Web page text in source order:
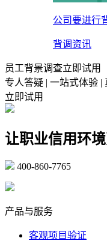
公司要进行
背调资讯
员工背景调查立即试用
专人答疑 | 一站式体验 |
立即试用
让职业信用环
400-860-7765
产品与服务
客观项目验证